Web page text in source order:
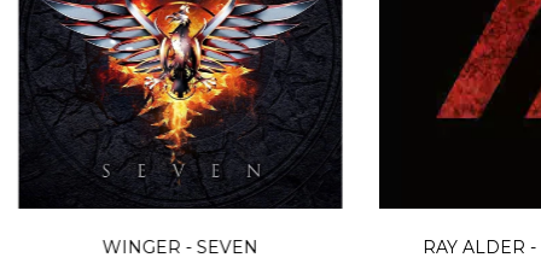
WINGER - SEVEN RAY ALDER